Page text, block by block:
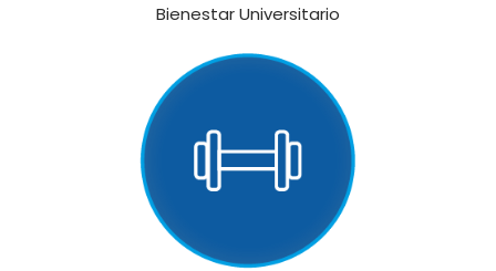
Bienestar Universitario